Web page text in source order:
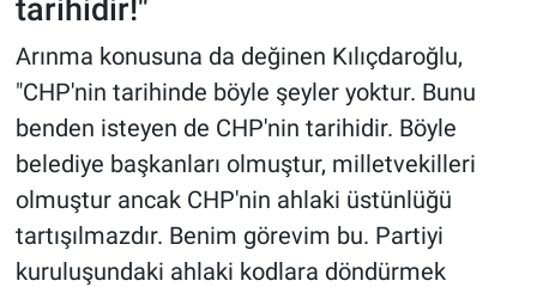
tarihidir!"
Arınma konusuna da değinen Kılıçdaroğlu,
"CHP'nin tarihinde böyle şeyler yoktur. Bunu
benden isteyen de CHP'nin tarihidir. Böyle
belediye başkanları olmuştur, milletvekilleri
olmuştur ancak CHP'nin ahlaki üstünlüğü
tartışılmazdır. Benim görevim bu. Partiyi
kuruluşundaki ahlaki kodlara döndürmek